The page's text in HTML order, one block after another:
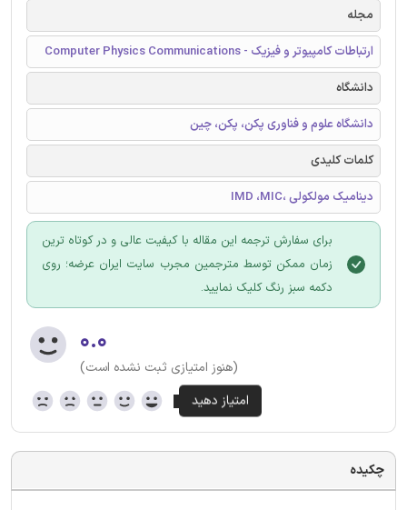
مجله
ارتباطات کامپیوتر و فیزیک - Computer Physics Communications
دانشگاه
دانشگاه علوم و فناوری پکن، پکن، چین
کلمات کلیدی
دینامیک مولکولی ،IMD ،MIC
برای سفارش ترجمه این مقاله با کیفیت عالی و در کوتاه ترین
زمان ممکن توسط مترجمین مجرب سایت ایران عرضه؛ روی
دکمه سبز رنگ کلیک نمایید.
۰.۰
(هنوز امتیازی ثبت نشده است)
چکیده